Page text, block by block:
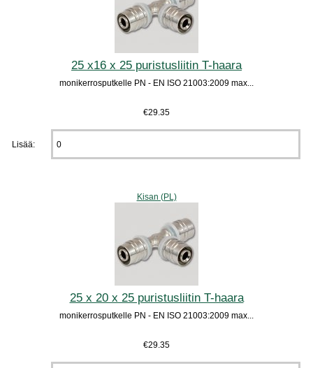
25 x16 x 25 puristusliitin T-haara
monikerrosputkelle PN - EN ISO 21003:2009 max...
€29.35
Lisää:
Kisan (PL)
25 x 20 x 25 puristusliitin T-haara
monikerrosputkelle PN - EN ISO 21003:2009 max...
€29.35